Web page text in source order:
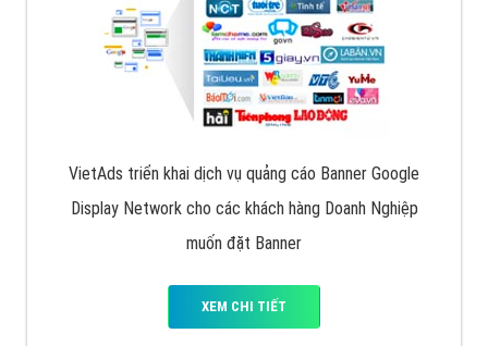
VietAds triển khai dịch vụ quảng cáo Banner Google
Display Network cho các khách hàng Doanh Nghiệp
muốn đặt Banner
XEM CHI TIẾT